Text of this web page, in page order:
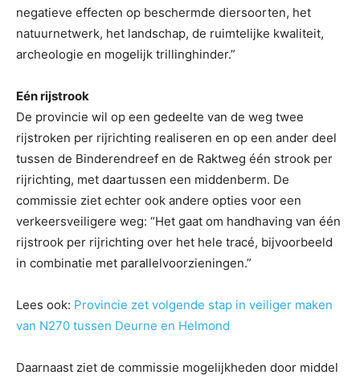
negatieve effecten op beschermde diersoorten, het
natuurnetwerk, het landschap, de ruimtelijke kwaliteit,
archeologie en mogelijk trillinghinder.”
Eén rijstrook
De provincie wil op een gedeelte van de weg twee
rijstroken per rijrichting realiseren en op een ander deel
tussen de Binderendreef en de Raktweg één strook per
rijrichting, met daartussen een middenberm. De
commissie ziet echter ook andere opties voor een
verkeersveiligere weg: “Het gaat om handhaving van één
rijstrook per rijrichting over het hele tracé, bijvoorbeeld
in combinatie met parallelvoorzieningen.”
Lees ook: Provincie zet volgende stap in veiliger maken
van N270 tussen Deurne en Helmond
Daarnaast ziet de commissie mogelijkheden door middel